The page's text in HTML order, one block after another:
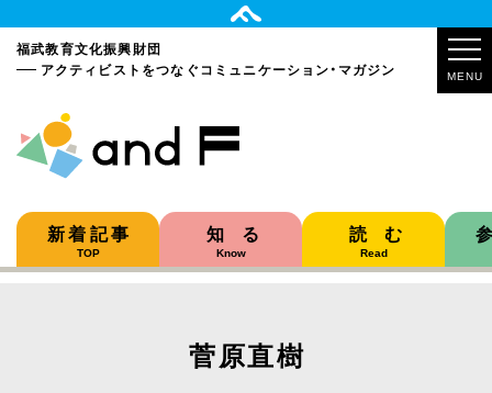
福武教育文化振興財団
アクティビストをつなぐコミュニケーション・マガジン MENU
新着記事
TOP
知る
Know
読む
Read
菅原直樹